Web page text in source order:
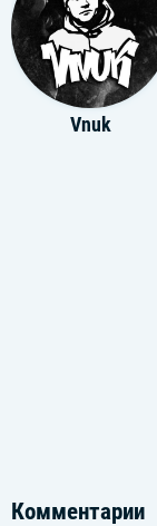
Vnuk
Комментарии